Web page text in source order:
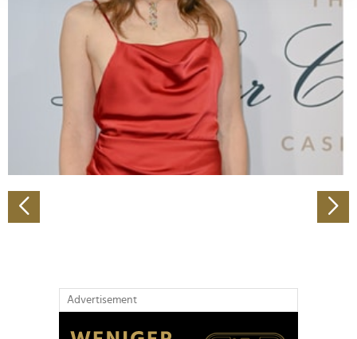
Abschnitt Einzelheitenfest.
Wir verwenden Cookies, um Inhalte und Anzeigen zu
personalisieren, Funktionen für soziale Medien anbieten
zu können und die Zugriffe auf unsere Website zu
analysieren. Außerdem geben wir Informationen zu Ihrer
Verwendung unserer Website an unsere Partner für
soziale Medien, Werbung und Analysen weiter. Unsere
Partner führen diese Informationen möglicherweise mit
haben oder die sie im Rahmen Ihrer Nutzung der Dienste
gesammelt haben.
Advertisement